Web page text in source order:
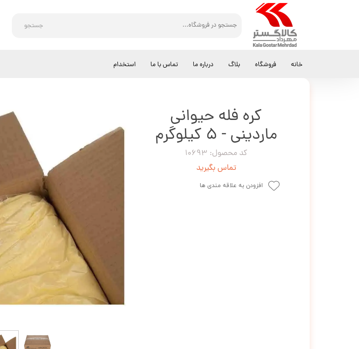
جستجو
خانه فروشگاه بلاگ درباره ما تماس با ما استخدام کالاگستر مهرداد لبنیات کره فله حیوانی ماردینی - 5 کیلوگرم
کره فله حیوانی
ماردینی - 5 کیلوگرم
کد محصول: 10693
تماس بگیرید
افزودن به علاقه مندی ها